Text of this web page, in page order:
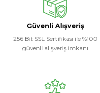
Güvenli Alışveriş
256 Bit SSL Sertifikası ile %100
güvenli alışveriş imkanı